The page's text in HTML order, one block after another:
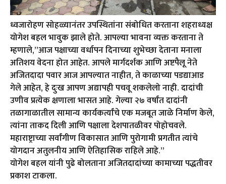
ध्वजारोहण सोहळ्यानंतर उपस्थितांना संबोधित करताना शहराध्यक्ष
योगेश बहल भावुक झाले होते. आपल्या भावना व्यक्त करताना ते
म्हणाले,”आज पक्षाच्या वर्धापन दिनाच्या शुभेच्छा देताना मनाला
अतिशय वेदना होत आहेत. आपले मार्गदर्शक आणि अष्टपैलू नेते
अजितदादा पवार आज आपल्यात नाहीत, ते काळाच्या पडद्याआड
गेले आहेत, हे दुःख आपण अद्यापही पचवू शकलेलो नाही. दादांची
उणीव प्रत्येक क्षणाला भासत आहे. गेल्या २७ वर्षांत दादांनी
तळागाळातील सामान्य कार्यकर्त्यांचे एक मजबूत जाळे निर्माण केले,
त्यांना ताकद दिली आणि पक्षाला देशपातळीवर पोहोचवले.
महाराष्ट्राच्या सर्वांगीण विकासात आणि पुरोगामी प्रगतीत त्यांचे
योगदान अतुलनीय आणि ऐतिहासिक राहिले आहे.”
योगेश बहल यांनी पुढे बोलताना अजितदादांच्या कामाच्या पद्धतीवर
प्रकाश टाकला.